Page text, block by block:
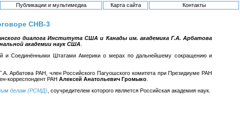
Публикации и мультимедиа Карта сайта Контакты
СНВ-3
диалога Института США и Канады им. академика Г.А. Арбатова
академии наук США
и Соединёнными Штатами Америки о мерах по дальнейшему сокращению и
Арбатова РАН, член Российского Пагуошского комитета при Президиуме РАН
корреспондент РАН Алексей Анатольевич Громыко
делам (РСМД) , соучредителем которого является Российская академия наук.